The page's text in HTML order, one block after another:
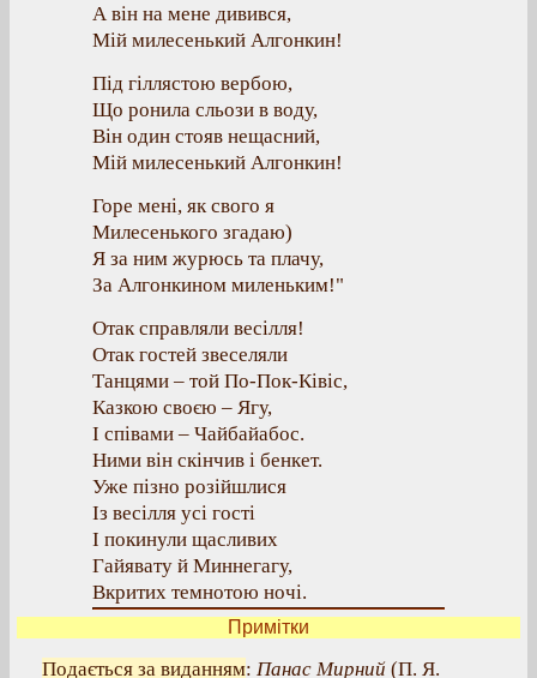
А він на мене дивився,
Мій милесенький Алгонкин!
Під гіллястою вербою,
Що ронила сльози в воду,
Він один стояв нещасний,
Мій милесенький Алгонкин!
Горе мені, як свого я
Милесенького згадаю)
Я за ним журюсь та плачу,
За Алгонкином миленьким!"
Отак справляли весілля!
Отак гостей звеселяли
Танцями – той По-Пок-Ківіс,
Казкою своєю – Ягу,
І співами – Чайбайабос.
Ними він скінчив і бенкет.
Уже пізно розійшлися
Із весілля усі гості
І покинули щасливих
Гайявату й Миннегагу,
Вкритих темнотою ночі.
Примітки
Подається за виданням: Панас Мирний (П. Я.